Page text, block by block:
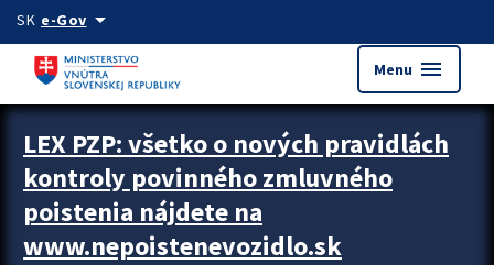
Preskocit na hlavný obsah
SK e-Govarrow_drop_down
Menu menu
Zastavit automatický posun upútavok
LEX PZP: všetko o nových pravidlách
kontroly povinného zmluvného
poistenia nájdete na
www.nepoistenevozidlo.sk